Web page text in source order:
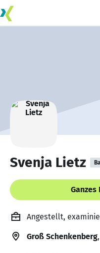
Svenja Lietz
Angestellt,
Groß Schenkenberg